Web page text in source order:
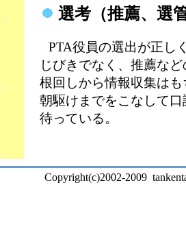
選考（推薦、選
PTA役員の選出が正し
じびきでなく、推薦な
根回しから情報収集は
朝駆けまでをこなして
待っている。
Copyright(c)2002-2009